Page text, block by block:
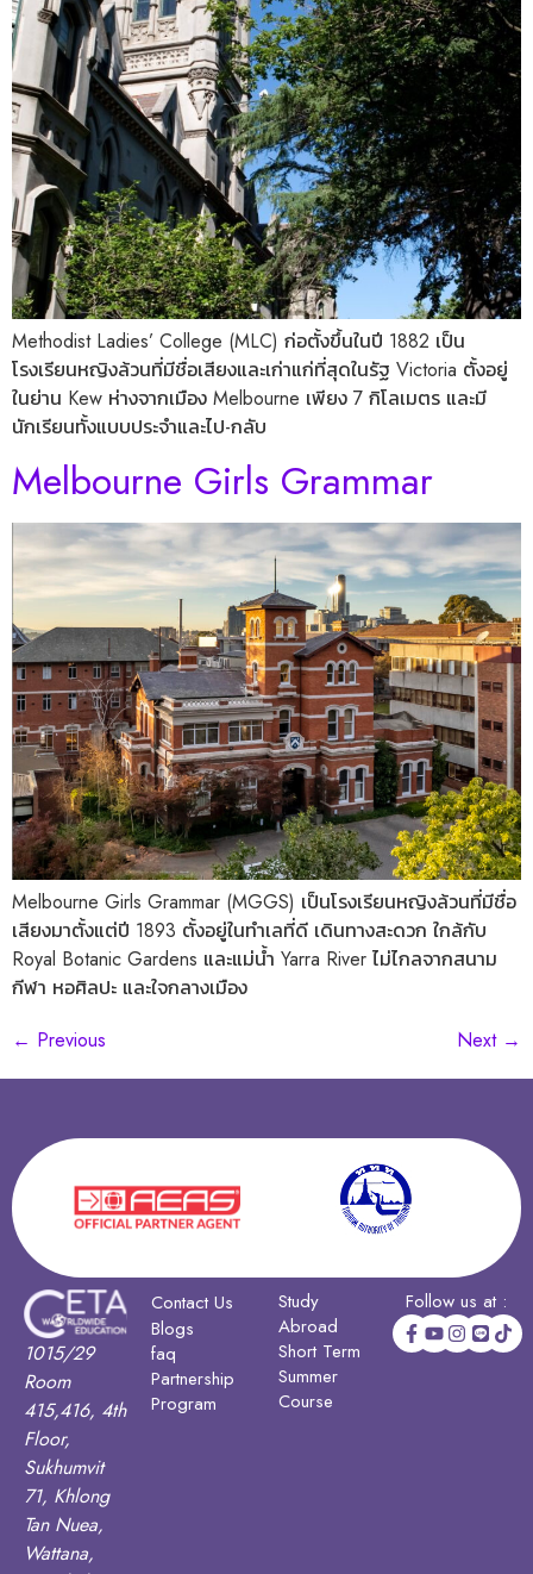
Methodist Ladies’ College (MLC) ก่อตั้งขึ้นในปี 1882 เป็น
โรงเรียนหญิงล้วนที่มีชื่อเสียงและเก่าแก่ที่สุดในรัฐ Victoria ตั้งอยู่
ในย่าน Kew ห่างจากเมือง Melbourne เพียง 7 กิโลเมตร และมี
นักเรียนทั้งแบบประจำและไป-กลับ
Melbourne Girls Grammar
Melbourne Girls Grammar (MGGS) เป็นโรงเรียนหญิงล้วนที่มีชื่อ
เสียงมาตั้งแต่ปี 1893 ตั้งอยู่ในทำเลที่ดี เดินทางสะดวก ใกล้กับ
Royal Botanic Gardens และแม่น้ำ Yarra River ไม่ไกลจากสนาม
กีฬา หอศิลปะ และใจกลางเมือง
← Previous Next →
1015/29
Room
415,416, 4th
Floor,
Sukhumvit
71, Khlong
Tan Nuea,
Wattana,
Contact Us
Blogs
faq
Partnership
Program
Study
Abroad
Short Term
Summer
Course
Follow us at :